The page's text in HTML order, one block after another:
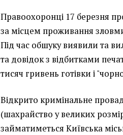
Правоохоронці 17 березня
за місцем проживання
Під час обшуку виявили та
та довідок з відбитками
тисяч гривень готівки і
Відкрито кримінальне
(шахрайство у великих
займатиметься Київська